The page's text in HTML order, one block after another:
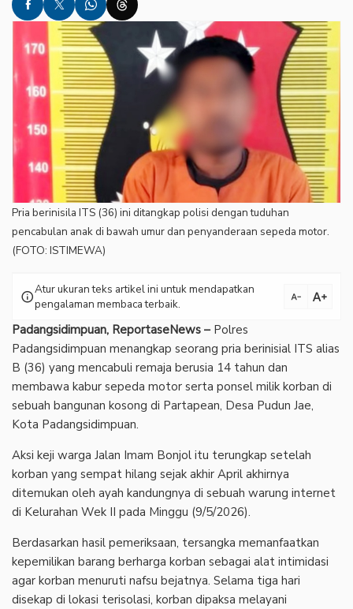
Pria berinisila ITS (36) ini ditangkap polisi dengan tuduhan
pencabulan anak di bawah umur dan penyanderaan sepeda motor.
(FOTO: ISTIMEWA)
infoAtur ukuran teks artikel ini untuk mendapatkan
pengalaman membaca terbaik.
text_decrease text_increase
Padangsidimpuan, ReportaseNews – Polres
Padangsidimpuan menangkap seorang pria berinisial ITS alias
B (36) yang mencabuli remaja berusia 14 tahun dan
membawa kabur sepeda motor serta ponsel milik korban di
sebuah bangunan kosong di Partapean, Desa Pudun Jae,
Kota Padangsidimpuan.
Aksi keji warga Jalan Imam Bonjol itu terungkap setelah
korban yang sempat hilang sejak akhir April akhirnya
ditemukan oleh ayah kandungnya di sebuah warung internet
di Kelurahan Wek II pada Minggu (9/5/2026).
Berdasarkan hasil pemeriksaan, tersangka memanfaatkan
kepemilikan barang berharga korban sebagai alat intimidasi
agar korban menuruti nafsu bejatnya. Selama tiga hari
disekap di lokasi terisolasi, korban dipaksa melayani